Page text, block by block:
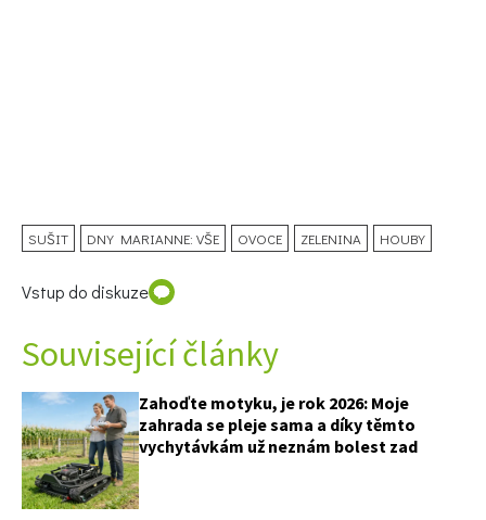
Objednat >
SUŠIT DNY MARIANNE: VŠE OVOCE ZELENINA HOUBY
Vstup do diskuze
Související články
Zahoďte motyku, je rok 2026: Moje
zahrada se pleje sama a díky těmto
vychytávkám už neznám bolest zad